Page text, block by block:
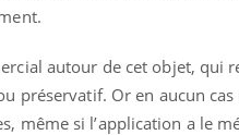
autour de cet objet, qui
préservatif. Or en aucun cas
même si l’application a le